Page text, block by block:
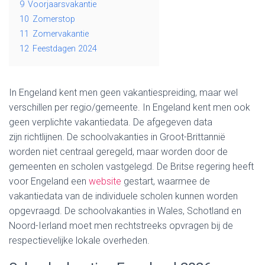
9 Voorjaarsvakantie
10 Zomerstop
11
Zomervakantie
12 Feestdagen 2024
In Engeland kent men geen vakantiespreiding, maar wel
verschillen per regio/gemeente. In Engeland kent men ook
geen verplichte vakantiedata. De afgegeven data
zijn richtlijnen. De schoolvakanties in Groot-Brittannië
worden niet centraal geregeld, maar worden door de
gemeenten en scholen vastgelegd. De Britse regering heeft
voor Engeland een website gestart, waarmee de
vakantiedata van de individuele scholen kunnen worden
opgevraagd. De schoolvakanties in Wales, Schotland en
Noord-Ierland moet men rechtstreeks opvragen bij de
respectievelijke lokale overheden.